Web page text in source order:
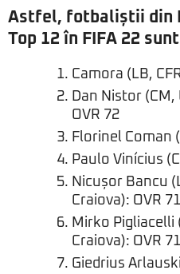
Astfel, fotbaliștii din
Top 12 în FIFA 22
Camora (LB,
Dan Nistor
OVR 72
Florinel Coman
Paulo Vinícius
Nicușor Bancu
Craiova): OVR 71
Mirko Pigliacelli
Craiova): OVR 71
Giedrius